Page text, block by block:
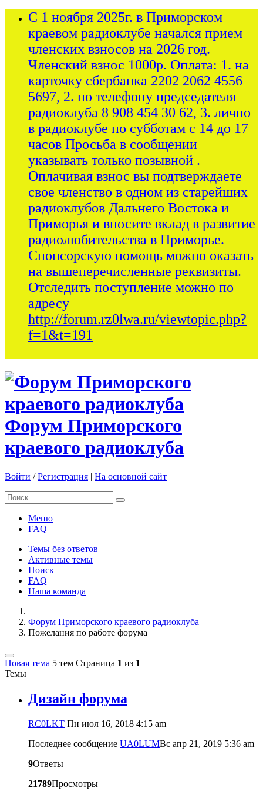
С 1 ноября 2025г. в Приморском
краевом радиоклубе начался прием
членских взносов на 2026 год.
Членский взнос 1000р. Оплата: 1. на
карточку сбербанка 2202 2062 4556
5697, 2. по телефону председателя
радиоклуба 8 908 454 30 62, 3. лично
в радиоклубе по субботам с 14 до 17
часов Просьба в сообщении
указывать только позывной .
Оплачивая взнос вы подтверждаете
свое членство в одном из старейших
радиоклубов Дальнего Востока и
Приморья и вносите вклад в развитие
радиолюбительства в Приморье.
Спонсорскую помощь можно оказать
на вышеперечисленные реквизиты.
Отследить поступление можно по
адресу
http://forum.rz0lwa.ru/viewtopic.php?
f=1&t=191
Форум Приморского
краевого радиоклуба
Войти /Регистрация | На основной сайт
Меню
FAQ
Темы без ответов
Активные темы
Поиск
FAQ
Наша команда
Форум Приморского краевого радиоклуба
Пожелания по работе форума
Новая тема 5 тем Страница 1 из 1
Темы
Дизайн форума
RC0LKT Пн июл 16, 2018 4:15 am
Последнее сообщение UA0LUMВс апр 21, 2019 5:36 am
9Ответы
21789Просмотры